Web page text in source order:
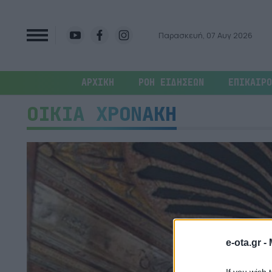
e-ota.gr -
Παρασκευή, 07 Αυγ 2026
ΑΡΧΙΚΗ ΡΟΗ ΕΙΔΗΣΕΩΝ
ΟΙΚΙΑ ΧΡΟΝΑΚΗ